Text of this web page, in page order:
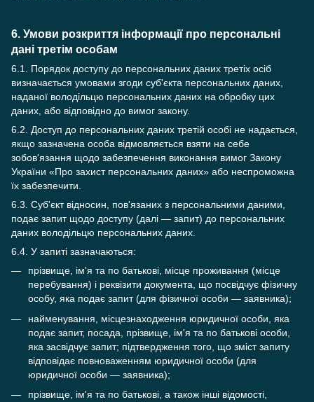
6. Умови розкриття інформації про персональні
дані третім особам
6.1. Порядок доступу до персональних даних третіх осіб
визначається умовами згоди суб'єкта персональних даних,
наданої володільцю персональних даних на обробку цих
даних, або відповідно до вимог закону.
6.2. Доступ до персональних даних третій особі не надається,
якщо зазначена особа відмовляється взяти на себе
зобов'язання щодо забезпечення виконання вимог Закону
України «Про захист персональних даних» або неспроможна
їх забезпечити.
6.3. Суб'єкт відносин, пов'язаних з персональними даними,
подає запит щодо доступу (далі — запит) до персональних
даних володільцю персональних даних.
6.4. У запиті зазначаються:
прізвище, ім'я та по батькові, місце проживання (місце
перебування) і реквізити документа, що посвідчує фізичну
особу, яка подає запит (для фізичної особи — заявника);
найменування, місцезнаходження юридичної особи, яка
подає запит, посада, прізвище, ім'я та по батькові особи,
яка засвідчує запит; підтвердження того, що зміст запиту
відповідає повноваженням юридичної особи (для
юридичної особи — заявника);
прізвище, ім'я та по батькові, а також інші відомості,